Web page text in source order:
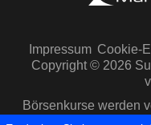
Impressum Cookie-
Copyright © 2026
Börsenkurse werden
Capital